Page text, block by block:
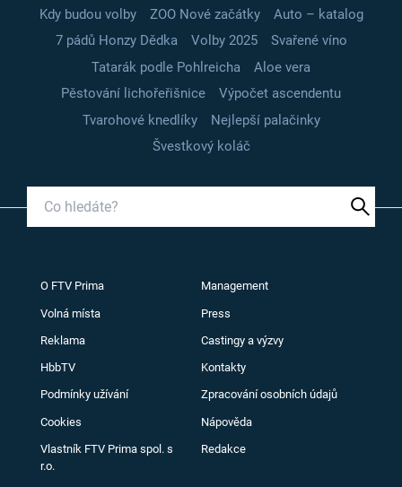
Kdy budou volby
ZOO Nové začátky
Auto – katalog
7 pádů Honzy Dědka
Volby 2025
Svařené víno
Tatarák podle Pohlreicha
Aloe vera
Pěstování lichořeřišnice
Výpočet ascendentu
Tvarohové knedlíky
Nejlepší palačinky
Švestkový koláč
O FTV Prima Management
Volná místa Press
Reklama Castingy a výzvy
HbbTV Kontakty
Podmínky užívání Zpracování osobních údajů
Cookies Nápověda
Vlastník FTV Prima spol. s
r.o.
Redakce